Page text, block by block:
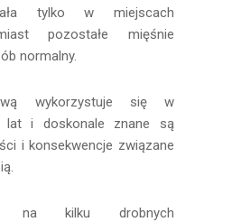
tylko w miejscach
pozostałe mięśnie
normalny.
wykorzystuje się w
lat i doskonale znane są
i konsekwencje związane
na kilku drobnych